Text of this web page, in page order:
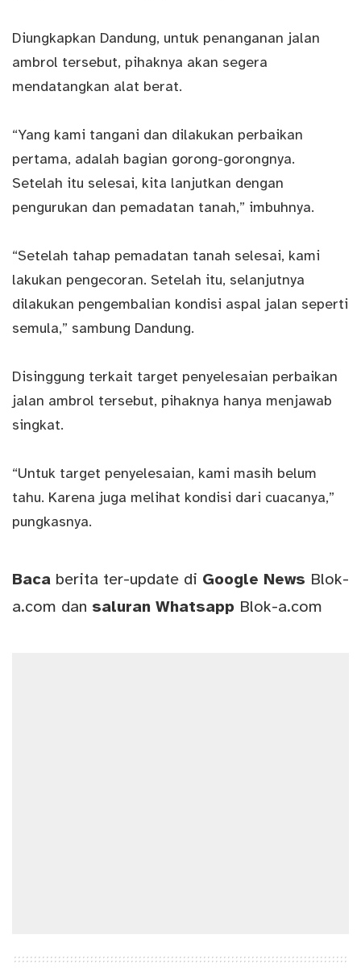
Diungkapkan Dandung, untuk penanganan jalan
ambrol tersebut, pihaknya akan segera
mendatangkan alat berat.
“Yang kami tangani dan dilakukan perbaikan
pertama, adalah bagian gorong-gorongnya.
Setelah itu selesai, kita lanjutkan dengan
pengurukan dan pemadatan tanah,” imbuhnya.
“Setelah tahap pemadatan tanah selesai, kami
lakukan pengecoran. Setelah itu, selanjutnya
dilakukan pengembalian kondisi aspal jalan seperti
semula,” sambung Dandung.
Disinggung terkait target penyelesaian perbaikan
jalan ambrol tersebut, pihaknya hanya menjawab
singkat.
“Untuk target penyelesaian, kami masih belum
tahu. Karena juga melihat kondisi dari cuacanya,”
pungkasnya.
Baca berita ter-update di Google News Blok-
a.com dan saluran Whatsapp Blok-a.com